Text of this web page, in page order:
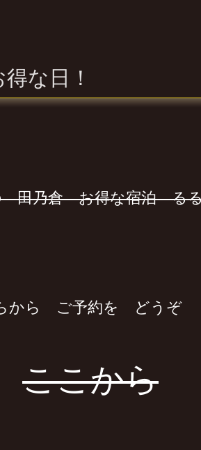
な日！
乃倉 お得な宿泊 るる
ご予約を どうぞ
ここから